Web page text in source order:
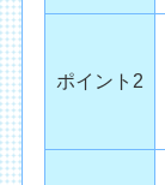
ポイント2